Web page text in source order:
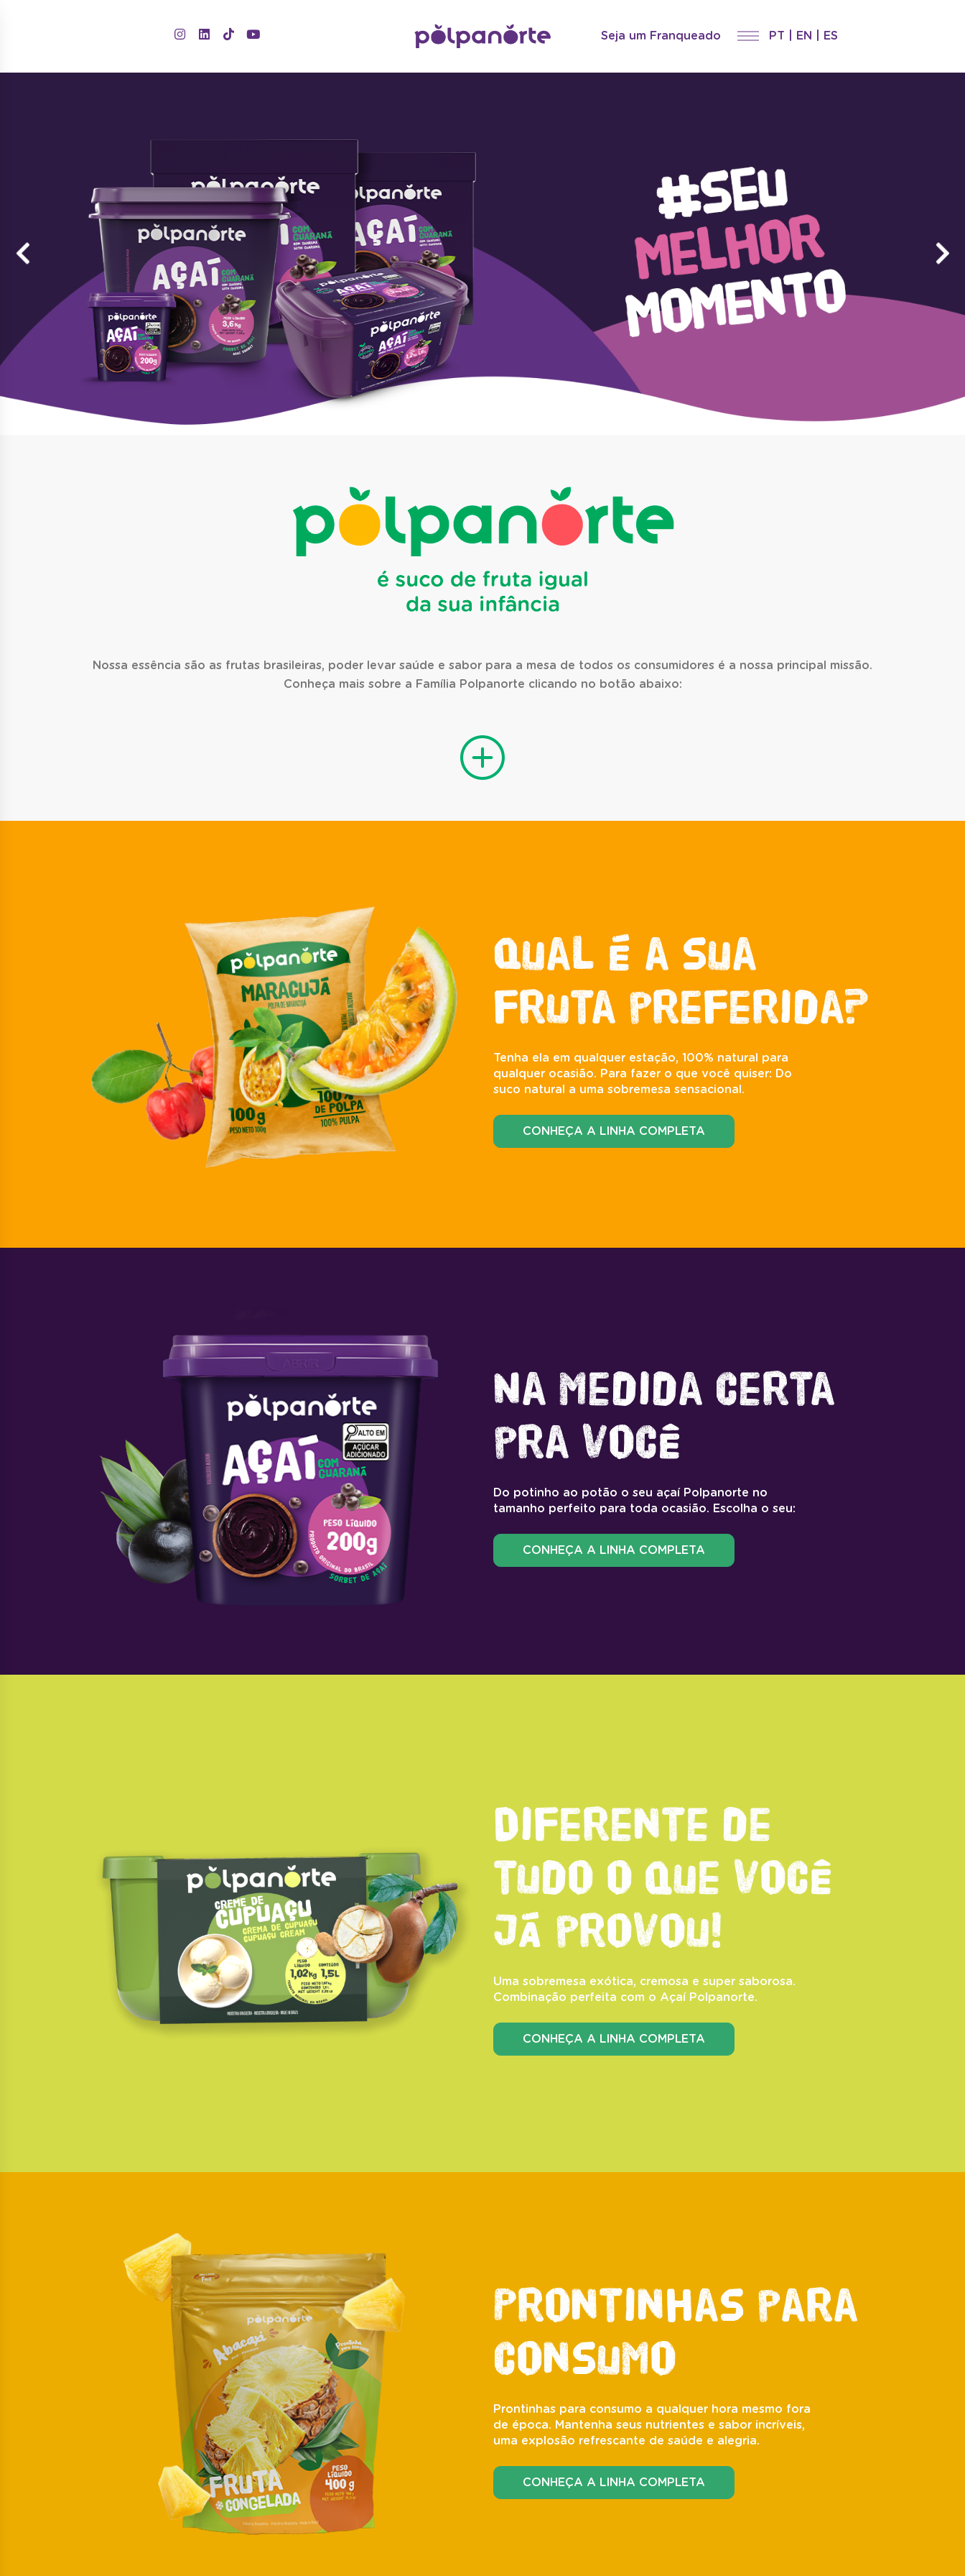
PT EN ES
Seja um Franqueado
Nossa essência são as frutas brasileiras, poder levar saúde e sabor para a mesa de todos os consumidores é a nossa principal missão.
Conheça mais sobre a Família Polpanorte clicando no botão abaixo:
Qual é a sua
fruta preferida?
Tenha ela em qualquer estação, 100% natural para
qualquer ocasião. Para fazer o que você quiser: Do
suco natural a uma sobremesa sensacional.
CONHEÇA A LINHA COMPLETA
Na medida certa
pra você
Do potinho ao potão o seu açaí Polpanorte no
tamanho perfeito para toda ocasião. Escolha o seu:
CONHEÇA A LINHA COMPLETA
Diferente de
tudo o que você
já provou!
Uma sobremesa exótica, cremosa e super saborosa.
Combinação perfeita com o Açaí Polpanorte.
CONHEÇA A LINHA COMPLETA
Prontinhas para
consumo
Prontinhas para consumo a qualquer hora mesmo fora
de época. Mantenha seus nutrientes e sabor incríveis,
uma explosão refrescante de saúde e alegria.
CONHEÇA A LINHA COMPLETA